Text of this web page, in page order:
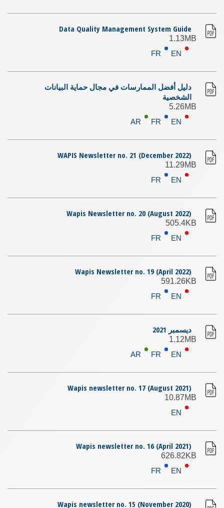
Data Quality Management System Guide
1.13MB
EN
FR
دليل أفضل الممارسات في مجال حماية البيانات
الشخصية
5.26MB
EN
FR
AR
WAPIS Newsletter no. 21 (December 2022)
11.29MB
EN
FR
Wapis Newsletter no. 20 (August 2022)
505.4KB
EN
FR
Wapis Newsletter no. 19 (April 2022)
591.26KB
EN
FR
ديسمبر 2021
1.12MB
EN
FR
AR
Wapis newsletter no. 17 (August 2021)
10.87MB
EN
Wapis newsletter no. 16 (April 2021)
626.82KB
EN
FR
Wapis newsletter no. 15 (November 2020)